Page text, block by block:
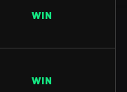
WIN
WIN